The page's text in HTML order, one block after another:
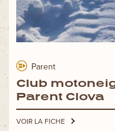
Parent
Club
Parent Clova
VOIR LA FICHE